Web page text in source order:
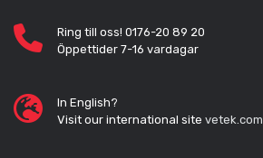
Ring till oss! 0176-20 89 20
Öppettider 7-16 vardagar
In English?
Visit our international site vetek.com